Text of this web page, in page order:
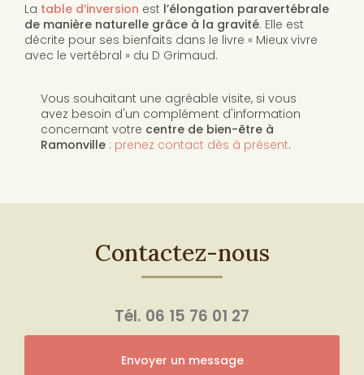
La table d’inversion est l’élongation paravertébrale
de manière naturelle grâce à la gravité. Elle est
décrite pour ses bienfaits dans le livre « Mieux vivre
avec le vertébral » du D Grimaud.
Vous souhaitant une agréable visite, si vous
avez besoin d'un complément d'information
concernant votre centre de bien-être à
Ramonville : prenez contact dès à présent.
Contactez-nous
Tél. 06 15 76 01 27
Envoyer un message